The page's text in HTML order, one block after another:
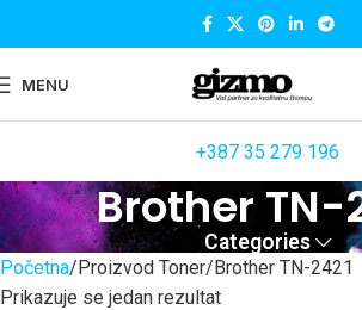
MENU
+387 35 279 196
Brother TN-
Categories
Početna Proizvod Toner Brother TN-2421
Prikazuje se jedan rezultat